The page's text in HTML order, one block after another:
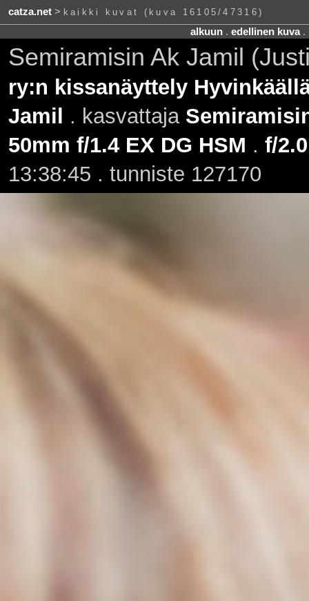
catza.net> kaikki kuvat (kuva 16105/47316)
alkuun. edellinen kuva.
Semiramisin Ak Jamil
ry:n kissanäyttely
Jamil
. kasvattaja
50mm f/1.4 EX DG HSM . f/2.0
13:38:45 . tunniste 127170